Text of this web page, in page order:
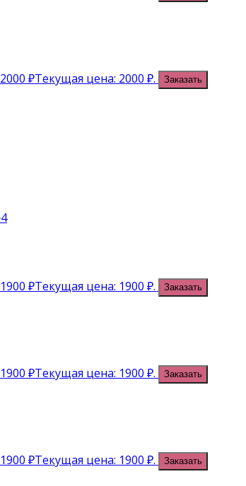
2000 ₽Текущая цена: 2000 ₽. Заказать
1900 ₽Текущая цена: 1900 ₽. Заказать
1900 ₽Текущая цена: 1900 ₽. Заказать
1900 ₽Текущая цена: 1900 ₽. Заказать